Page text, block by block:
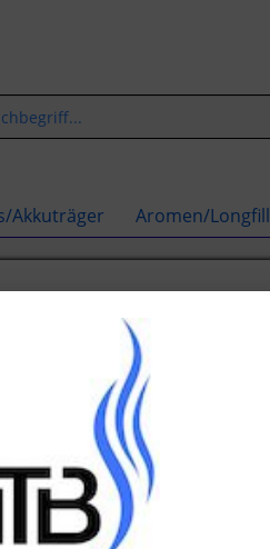
Akkuträger Aromen/Longfill